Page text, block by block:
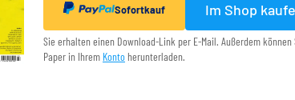
Sofortkauf Im Shop
Sie erhalten einen Download-Link per E-Mail. Außerdem
Paper in Ihrem Konto herunterladen.